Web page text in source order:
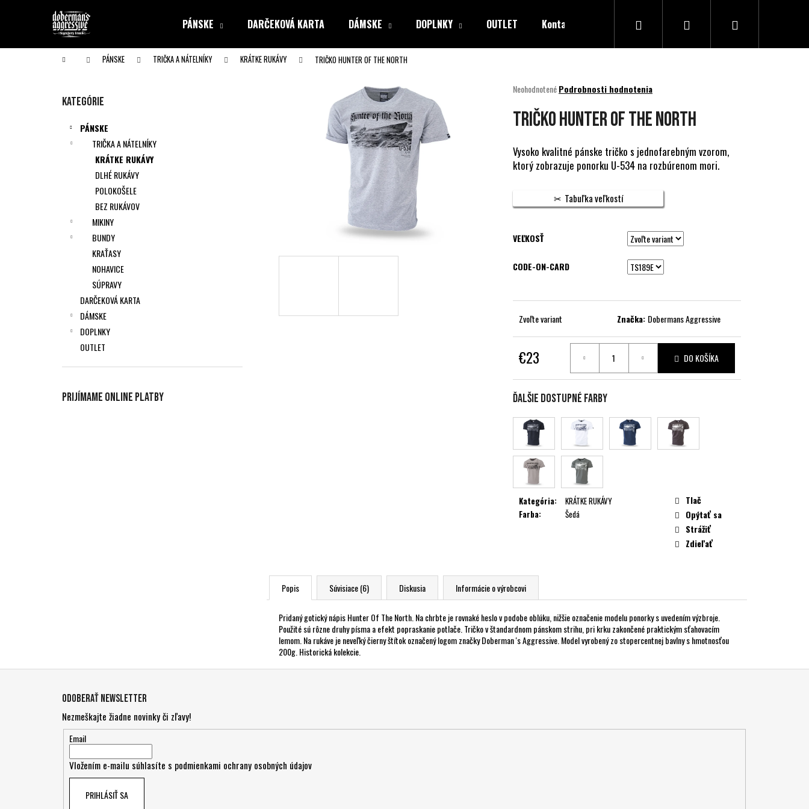
PÁNSKE DARČEKOVÁ KARTA DÁMSKE DOPLNKY OUTLET Kontakty Hľadať PrihlásenieNákupný
Domov PÁNSKE TRIČKA A NÁTELNÍKY KRÁTKE RUKÁVY TRIČKO HUNTER OF THE NORTH
Preskočiť
Kategórie
PÁNSKE
TRIČKA A NÁTELNÍKY
KRÁTKE RUKÁVY
DLHÉ RUKÁVY
POLOKOŠELE
BEZ RUKÁVOV
MIKINY
BUNDY
KRAŤASY
NOHAVICE
SÚPRAVY
DARČEKOVÁ KARTA
DÁMSKE
DOPLNKY
OUTLET
Prijímame online platby
Priemerné
produktu
z
5
hviezdičiek.
NeohodnotenéPodrobnosti hodnotenia
TRIČKO HUNTER OF THE NORTH
Vysoko kvalitné pánske tričko s jednofarebným vzorom,
ktorý zobrazuje ponorku U-534 na rozbúrenom mori.
Tabuľka veľkostí
VEĽKOSŤ
CODE-ON-CARD
Zvoľte variant Značka: Dobermans Aggressive
€23
cena:
DO KOŠÍKA
Ďalšie dostupné farby
Kategória:
KRÁTKE RUKÁVY
Farba: Šedá
Tlač
Opýtať sa
Strážiť
Zdieľať
Popis Súvisiace (6) Diskusia Informácie o výrobcovi
Pridaný gotický nápis Hunter Of The North. Na chrbte je rovnaké heslo v podobe oblúku, nižšie označenie modelu ponorky s uvedením výzbroje.
Použité sú rôzne druhy písma a efekt popraskanie potlače. Tričko v štandardnom pánskom strihu, pri krku zakončené praktickým sťahovacím
lemom. Na rukáve je neveľký čierny štítok označený logom značky Doberman 's Aggressive. Model vyrobený zo stopercentnej bavlny s hmotnosťou
200g. Historická kolekcie.
í
Späť
do obchodu
Späť
do obchodu
Čo potrebujete nájsť?
HĽADAŤ
Odporúčame
Odoberať newsletter
Nezmeškajte žiadne novinky či zľavy!
Email
Vložením e-mailu súhlasíte s podmienkami ochrany osobných údajov
PRIHLÁSIŤ SA